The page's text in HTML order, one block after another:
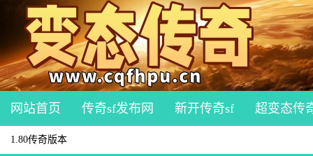
网站首页 传奇sf发布网 新开传奇sf 超变态传
1.80传奇版本